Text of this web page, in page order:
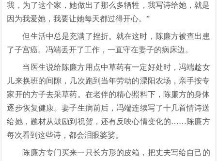
我，为了这个家，她做出了那么多牺牲，我写诗给她，就是
因为我爱她，我要让她每天都过得开心。”
但生活中总是充满了挫折。就在这时，陈廉方被查出患
了子宫癌。冯端丢开了工作，一直守在妻子的病床边。
当医生说给陈廉方用点中草药有一定好处时，冯端趁女
儿来换班的间隙，几次跑到当年劳动的溧阳农场，亲手按专
家开的方子去采草药。在老伴的精心照料下，陈廉方的身体
逐步恢复健康。妻子生病前后，冯端连续写了十几首情诗送
给她，题材从鼓励到祝贺，还有反映心情变化的……陈廉方
每次看到这些诗，都会泪眼婆娑。
陈廉方专门买来一只长方形的皮箱，把丈夫写给自己的